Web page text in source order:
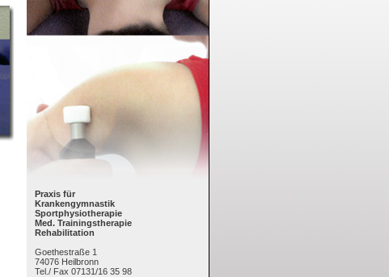
Praxis für
Krankengymnastik
Sportphysiotherapie
Med. Trainingstherapie
Rehabilitation
Goethestraße 1
74076 Heilbronn
Tel./ Fax 07131/16 35 98